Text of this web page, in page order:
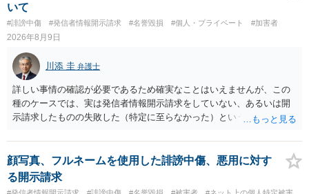
いて
#誹謗中傷 #発信者情報開示請求 #名誉毀損 #個人・プライベート #加害者
2026年8月9日
川添 圭 弁護士
詳しい事情の確認が必要であるため確実なことはいえませんが、この
種のケースでは、実は発信者情報開示請求をしていない、あるいは開
示請求したものの失敗した（特定に至らなかった）という事案が比較
な投稿をする場合にはなおさら）。
顔写真、フルネームを使用した誹謗中傷、悪用に対す
る開示請求
#発信者情報開示請求 #誹謗中傷 #名誉毀損 #被害者
#ネット上の個人特定被害